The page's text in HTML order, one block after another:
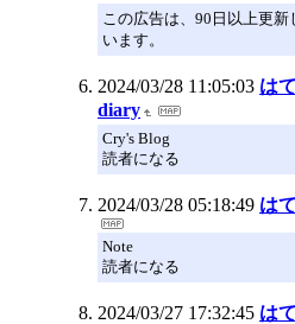
この広告は、90日以上更
います。
2024/03/28 11:05:03 は
diary
Cry's Blog
読者になる
2024/03/28 05:18:49 は
Note
読者になる
2024/03/27 17:32:45 は